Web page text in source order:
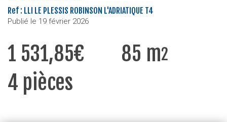
Ref : LLI LE PLESSIS ROBINSON L'ADRIATIQUE T4
Publié le 19 février 2026
1 531,85€ 85 m2
4 pièces